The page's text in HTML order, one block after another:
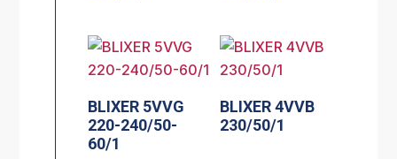
BLIXER 5VVG
220-240/50-
60/1
BLIXER 4VVB
230/50/1